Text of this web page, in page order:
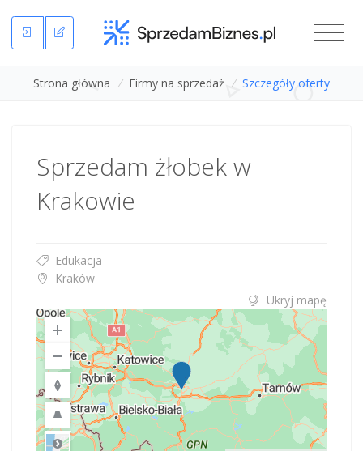
Strona główna / Firmy na sprzedaż / Szczegóły oferty
Sprzedam żłobek w
Krakowie
Edukacja
Kraków
Ukryj mapę